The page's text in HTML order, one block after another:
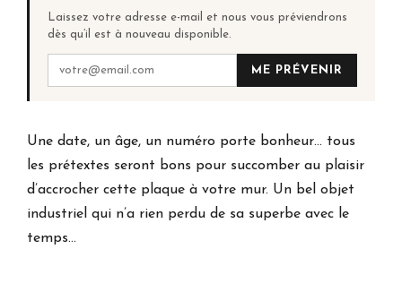
Laissez votre adresse e-mail et nous vous préviendrons
dès qu’il est à nouveau disponible.
ME PRÉVENIR
Une date, un âge, un numéro porte bonheur… tous
les prétextes seront bons pour succomber au plaisir
d’accrocher cette plaque à votre mur. Un bel objet
industriel qui n’a rien perdu de sa superbe avec le
temps…